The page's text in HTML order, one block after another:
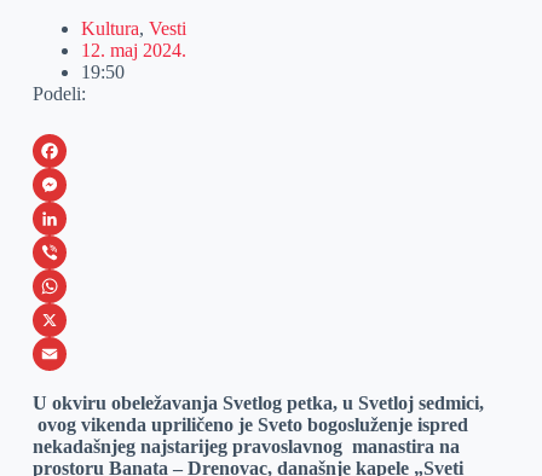
Kultura, Vesti
12. maj 2024.
19:50
Podeli:
F
a
c
e
b
o
k
M
e
s
s
e
g
e
L
i
n
k
d
I
V
i
b
r
W
h
s
X
m
a
U okviru obeležavanja Svetlog petka, u Svetloj sedmici,
ovog vikenda upriličeno je Sveto bogosluženje ispred
nekadašnjeg najstarijeg pravoslavnog manastira na
prostoru Banata – Drenovac, današnje kapele „Sveti